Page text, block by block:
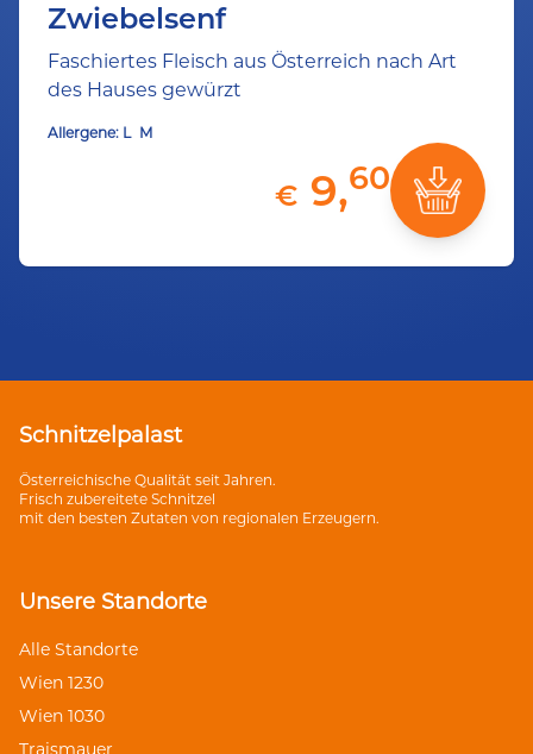
Zwiebelsenf
Faschiertes Fleisch aus Österreich nach Art
des Hauses gewürzt
Allergene: L M
€ 9,60
Schnitzelpalast
Österreichische Qualität seit Jahren.
Frisch zubereitete Schnitzel
mit den besten Zutaten von regionalen Erzeugern.
Unsere Standorte
Alle Standorte
Wien 1230
Wien 1030
Traismauer